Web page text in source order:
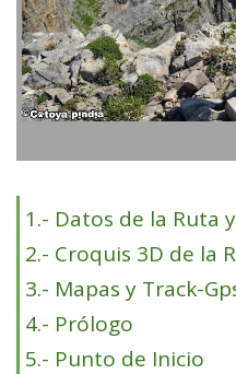
1.- Datos de la Ruta
2.- Croquis 3D de la
3.- Mapas y Track-
4.- Prólogo
5.- Punto de Inicio